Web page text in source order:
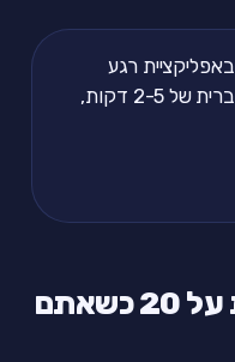
באפליקציית רגע
מחכים לך תרגולים מודרכים בעברית של 2-5 דקות,
למה 5 דקות עדיפות על 20 כשאתם